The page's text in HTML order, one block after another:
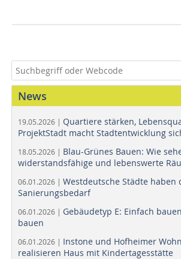
News
19.05.2026 | Quartiere stärken,
ProjektStadt macht Stadtentwicklung
18.05.2026 | Blau-Grünes Bauen: Wie
widerstandsfähige und lebenswerte
06.01.2026 | Westdeutsche Städte haben
Sanierungsbedarf
06.01.2026 | Gebäudetyp E: Einfach
bauen
06.01.2026 | Instone und Hofheimer
realisieren Haus mit Kindertagesstätte